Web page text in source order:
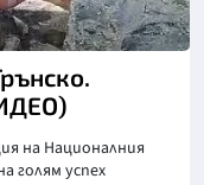
на Националния
голям успех